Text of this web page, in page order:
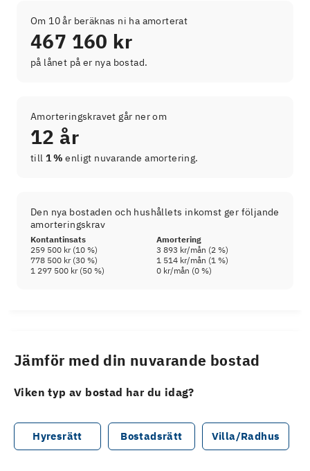
Om 10 år beräknas ni ha amorterat
467 160 kr
på lånet på er nya bostad.
Amorteringskravet går ner om
12 år
till 1 % enligt nuvarande amortering.
Den nya bostaden och hushållets inkomst ger följande
amorteringskrav
Kontantinsats
Amortering
259 500 kr(10 %) 3 893 kr/mån (2 %)
778 500 kr(30 %) 1 514 kr/mån (1 %)
1 297 500 kr(50 %) 0 kr/mån (0 %)
Jämför med din nuvarande bostad
Viken typ av bostad har du idag?
Hyresrätt Bostadsrätt Villa/Radhus